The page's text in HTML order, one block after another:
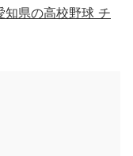
県の高校野球 チ